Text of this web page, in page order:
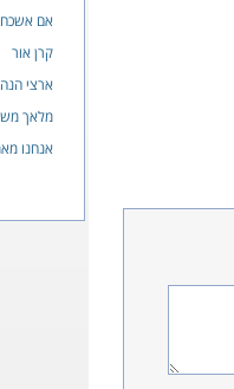
אם
קרן אור
ארצי
מלאך
אנחנו